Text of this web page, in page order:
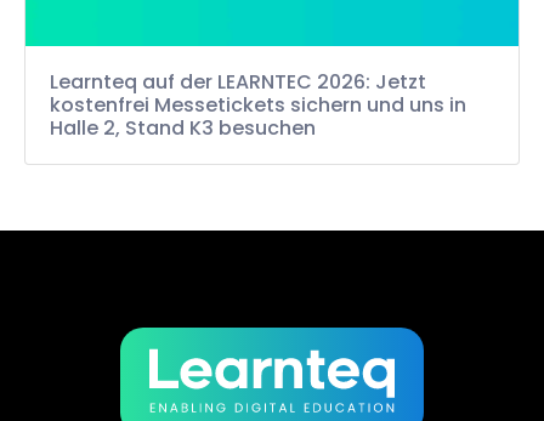
Learnteq auf der LEARNTEC 2026: Jetzt
kostenfrei Messetickets sichern und uns in
Halle 2, Stand K3 besuchen